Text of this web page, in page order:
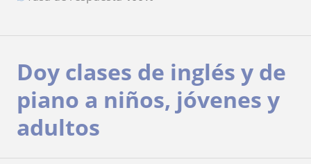
Doy clases de inglés y de
piano a niños, jóvenes y
adultos